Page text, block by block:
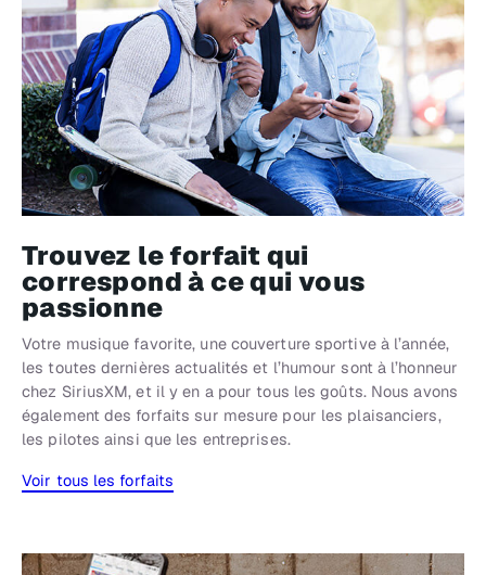
Trouvez le forfait qui
correspond à ce qui vous
passionne
Votre musique favorite, une couverture sportive à l’année,
les toutes dernières actualités et l’humour sont à l’honneur
chez SiriusXM, et il y en a pour tous les goûts. Nous avons
également des forfaits sur mesure pour les plaisanciers,
les pilotes ainsi que les entreprises.
Voir tous les forfaits